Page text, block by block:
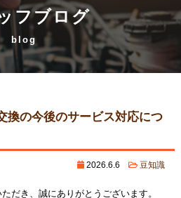
フブログ
換の今後のサービス対応につ
2026.6.6 豆知識
だき、誠にありがとうございます。